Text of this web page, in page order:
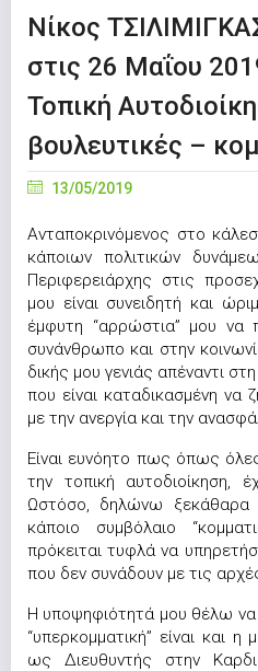
Νίκος
στις 26 Μαΐου
Τοπική
βουλευτικές –
13/05/2019
Ανταποκρινόμενος στο
κάποιων πολιτικών
Περιφερειάρχης στις
μου είναι συνειδητή και
έμφυτη “αρρώστια” μου να
συνάνθρωπο και στην
δικής μου γενιάς απέναντι
που είναι καταδικασμένη να
με την ανεργία και την
Είναι ευνόητο πως όπως
την τοπική αυτοδιοίκηση,
Ωστόσο, δηλώνω
κάποιο συμβόλαιο
πρόκειται τυφλά να
που δεν συνάδουν με τις
Η υποψηφιότητά μου θέλω να
“υπερκομματική” είναι και
ως Διευθυντής στην